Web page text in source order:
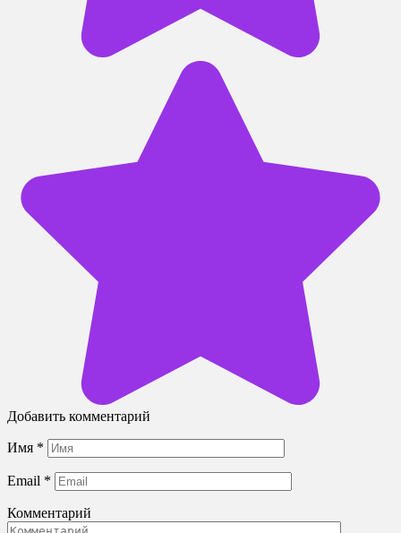
Добавить комментарий
Имя *
Email *
Комментарий